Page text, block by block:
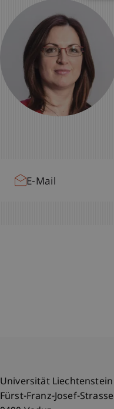
E-Mail
Universität Liechtenstein
Fürst-Franz-Josef-Strasse